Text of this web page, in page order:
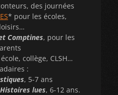
des journées
* pour les écoles,
Comptines, pour les
collège, CLSH…
:
, 5-7 ans
lues, 6-12 ans.